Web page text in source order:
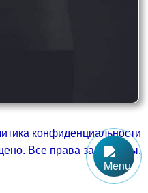
конфиденциальности
Все права защищены.